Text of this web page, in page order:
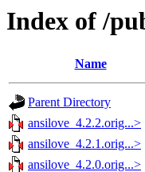
Index of /
Name
Parent Directory
ansilove_4.2.2.orig...>
ansilove_4.2.1.orig...>
ansilove_4.2.0.orig...>